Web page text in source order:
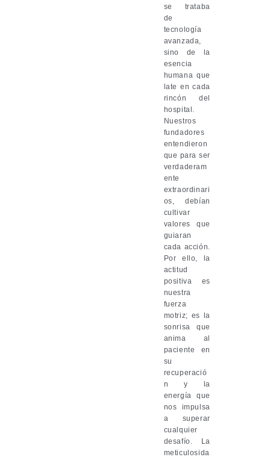
se trataba
de
tecnología
avanzada,
sino de la
esencia
humana que
late en cada
rincón del
hospital.
Nuestros
fundadores
entendieron
que para ser
verdaderam
ente
extraordinari
os, debían
cultivar
valores que
guiaran
cada acción.
Por ello, la
actitud
positiva es
nuestra
fuerza
motriz; es la
sonrisa que
anima al
paciente en
su
recuperació
n y la
energía que
nos impulsa
a superar
cualquier
desafío. La
meticulosida